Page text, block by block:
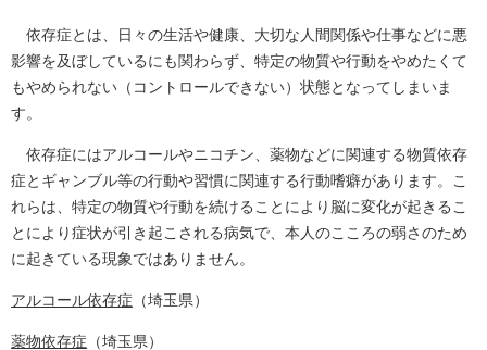
依存症とは、日々の生活や健康、大切な人間関係や仕事などに悪
影響を及ぼしているにも関わらず、特定の物質や行動をやめたくて
もやめられない（コントロールできない）状態となってしまいま
す。
依存症にはアルコールやニコチン、薬物などに関連する物質依存
症とギャンブル等の行動や習慣に関連する行動嗜癖があります。こ
れらは、特定の物質や行動を続けることにより脳に変化が起きるこ
とにより症状が引き起こされる病気で、本人のこころの弱さのため
に起きている現象ではありません。
アルコール依存症 （埼玉県）
薬物依存症 （埼玉県）